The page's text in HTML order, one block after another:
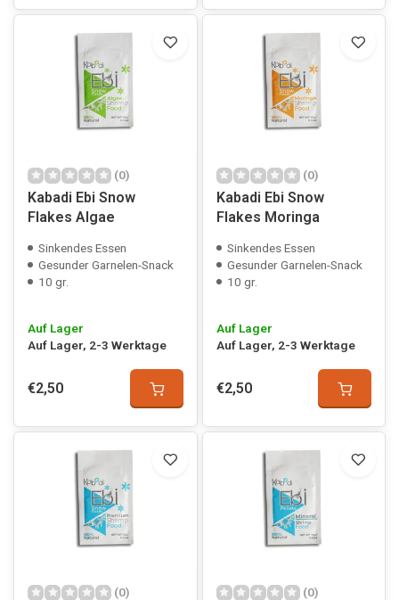
(0)
Kabadi Ebi Snow
Flakes Algae
Sinkendes Essen
Gesunder Garnelen-Snack
10 gr.
Auf Lager
Auf Lager, 2-3 Werktage
€2,50
(0)
Kabadi Ebi Snow
Flakes Moringa
Sinkendes Essen
Gesunder Garnelen-Snack
10 gr.
Auf Lager
Auf Lager, 2-3 Werktage
€2,50
(0) (0)